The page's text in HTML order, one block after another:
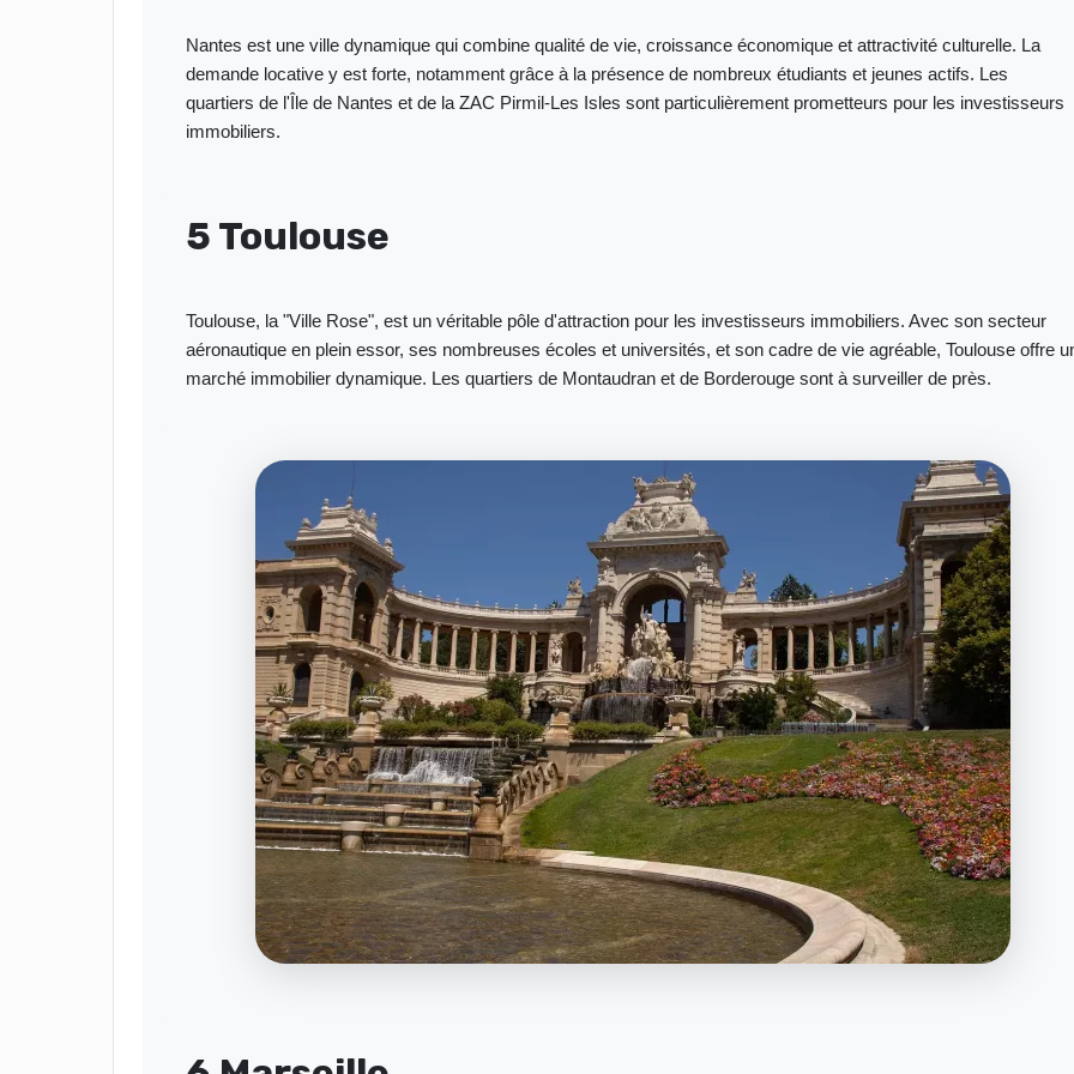
Nantes est une ville dynamique qui combine qualité de vie, croissance économique et attractivité culturelle. La
demande locative y est forte, notamment grâce à la présence de nombreux étudiants et jeunes actifs. Les
quartiers de l'Île de Nantes et de la ZAC Pirmil-Les Isles sont particulièrement prometteurs pour les investisseurs
immobiliers.
5 Toulouse
Toulouse, la "Ville Rose", est un véritable pôle d'attraction pour les investisseurs immobiliers. Avec son secteur
aéronautique en plein essor, ses nombreuses écoles et universités, et son cadre de vie agréable, Toulouse offre
marché immobilier dynamique. Les quartiers de Montaudran et de Borderouge sont à surveiller de près.